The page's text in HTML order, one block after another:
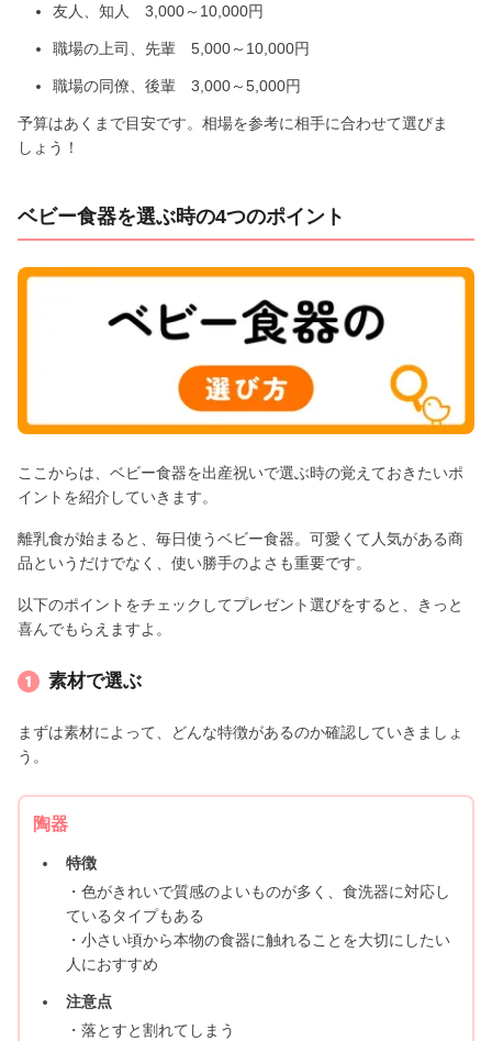
友人、知人 3,000～10,000円
職場の上司、先輩 5,000～10,000円
職場の同僚、後輩 3,000～5,000円
予算はあくまで目安です。相場を参考に相手に合わせて選びま
しょう！
ベビー食器を選ぶ時の4つのポイント
ここからは、ベビー食器を出産祝いで選ぶ時の覚えておきたいポ
イントを紹介していきます。
離乳食が始まると、毎日使うベビー食器。可愛くて人気がある商
品というだけでなく、使い勝手のよさも重要です。
以下のポイントをチェックしてプレゼント選びをすると、きっと
喜んでもらえますよ。
素材で選ぶ
まずは素材によって、どんな特徴があるのか確認していきましょ
う。
陶器
特徴
・色がきれいで質感のよいものが多く、食洗器に対応し
ているタイプもある
・小さい頃から本物の食器に触れることを大切にしたい
人におすすめ
注意点
・落とすと割れてしまう